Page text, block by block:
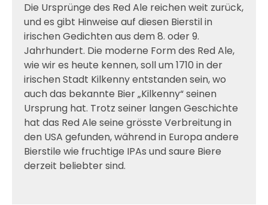
Die Ursprünge des Red Ale reichen weit zurück,
und es gibt Hinweise auf diesen Bierstil in
irischen Gedichten aus dem 8. oder 9.
Jahrhundert. Die moderne Form des Red Ale,
wie wir es heute kennen, soll um 1710 in der
irischen Stadt Kilkenny entstanden sein, wo
auch das bekannte Bier „Kilkenny“ seinen
Ursprung hat. Trotz seiner langen Geschichte
hat das Red Ale seine grösste Verbreitung in
den USA gefunden, während in Europa andere
Bierstile wie fruchtige IPAs und saure Biere
derzeit beliebter sind.